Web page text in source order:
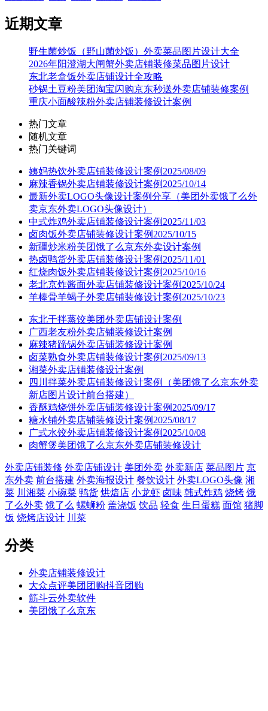
近期文章
野生菌炒饭（野山菌炒饭）外卖菜品图片设计大全
2026年阳澄湖大闸蟹外卖店铺装修菜品图片设计
东北老盒饭外卖店铺设计全攻略
砂锅土豆粉美团淘宝闪购京东秒送外卖店铺装修案例
重庆小面酸辣粉外卖店铺装修设计案例
热门文章
随机文章
热门关键词
姨妈热饮外卖店铺装修设计案例2025/08/09
麻辣香锅外卖店铺装修设计案例2025/10/14
最新外卖LOGO头像设计案例分享（美团外卖饿了么外
卖京东外卖LOGO头像设计）
中式炸鸡外卖店铺装修设计案例2025/11/03
卤肉饭外卖店铺装修设计案例2025/10/15
新疆炒米粉美团饿了么京东外卖设计案例
热卤鸭货外卖店铺装修设计案例2025/11/01
红烧肉饭外卖店铺装修设计案例2025/10/16
老北京炸酱面外卖店铺装修设计案例2025/10/24
羊棒骨羊蝎子外卖店铺装修设计案例2025/10/23
东北干拌蒸饺美团外卖店铺设计案例
广西老友粉外卖店铺装修设计案例
麻辣猪蹄锅外卖店铺装修设计案例
卤菜熟食外卖店铺装修设计案例2025/09/13
湘菜外卖店铺装修设计案例
四川拌菜外卖店铺装修设计案例（美团饿了么京东外卖
新店图片设计前台搭建）
香酥鸡烧饼外卖店铺装修设计案例2025/09/17
糖水铺外卖店铺装修设计案例2025/08/17
广式水饺外卖店铺装修设计案例2025/10/08
肉蟹煲美团饿了么京东外卖店铺装修设计
外卖店铺装修 外卖店铺设计 美团外卖 外卖新店 菜品图片 京
东外卖 前台搭建 外卖海报设计 餐饮设计 外卖LOGO头像 湘
菜 川湘菜 小碗菜 鸭货 烘焙店 小龙虾 卤味 韩式炸鸡 烧烤 饿
了么外卖 饿了么 螺蛳粉 盖浇饭 饮品 轻食 生日蛋糕 面馆 猪脚
饭 烧烤店设计 川菜
分类
外卖店铺装修设计
大众点评美团团购抖音团购
筋斗云外卖软件
美团饿了么京东